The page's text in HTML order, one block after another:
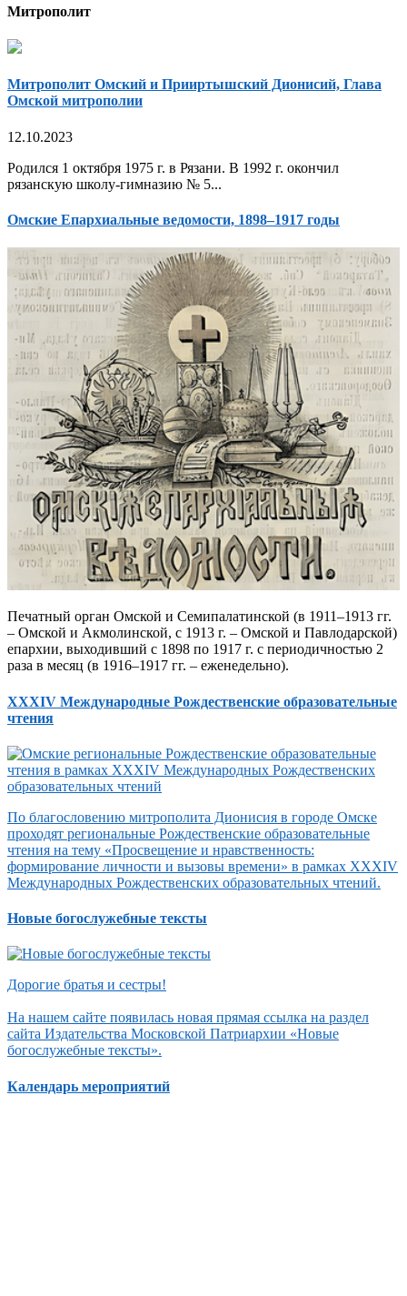
Митрополит
Митрополит Омский и Прииртышский Дионисий, Глава
Омской митрополии
12.10.2023
Родился 1 октября 1975 г. в Рязани. В 1992 г. окончил
рязанскую школу-гимназию № 5...
Омские Епархиальные ведомости, 1898–1917 годы
Печатный орган Омской и Семипалатинской (в 1911–1913 гг.
– Омской и Акмолинской, с 1913 г. – Омской и Павлодарской)
епархии, выходивший с 1898 по 1917 г. с периодичностью 2
раза в месяц (в 1916–1917 гг. – еженедельно).
XXXIV Международные Рождественские образовательные
чтения
По благословению митрополита Дионисия в городе Омске
проходят региональные Рождественские образовательные
чтения на тему «Просвещение и нравственность:
формирование личности и вызовы времени» в рамках XXXIV
Международных Рождественских образовательных чтений.
Новые богослужебные тексты
Дорогие братья и сестры!
На нашем сайте появилась новая прямая ссылка на раздел
сайта Издательства Московской Патриархии «Новые
богослужебные тексты».
Календарь мероприятий